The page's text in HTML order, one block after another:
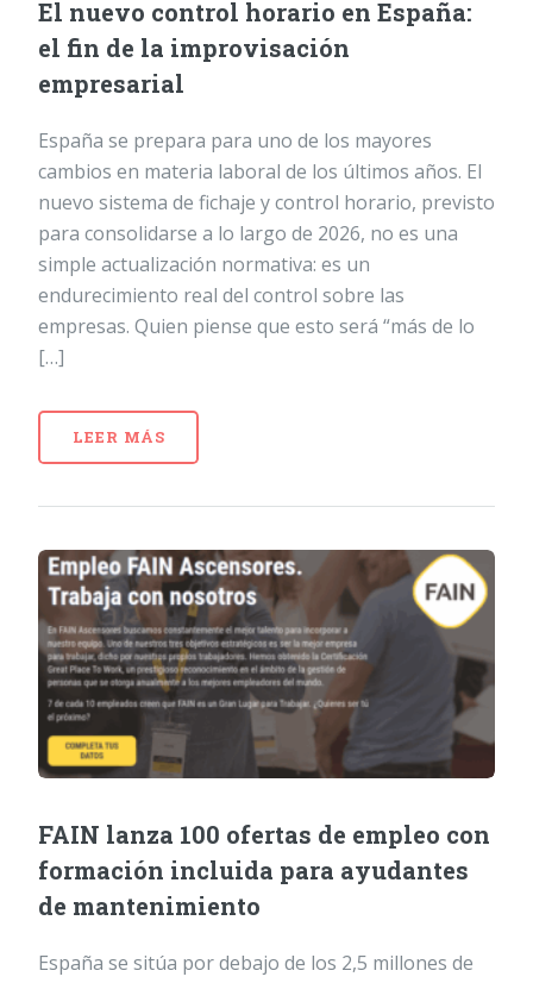
El nuevo control horario en España:
el fin de la improvisación
empresarial
España se prepara para uno de los mayores
cambios en materia laboral de los últimos años. El
nuevo sistema de fichaje y control horario, previsto
para consolidarse a lo largo de 2026, no es una
simple actualización normativa: es un
endurecimiento real del control sobre las
empresas. Quien piense que esto será “más de lo
[…]
LEER MÁS
FAIN lanza 100 ofertas de empleo con
formación incluida para ayudantes
de mantenimiento
España se sitúa por debajo de los 2,5 millones de